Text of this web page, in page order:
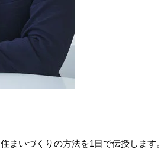
まいづくりの方法を1日で伝授します。